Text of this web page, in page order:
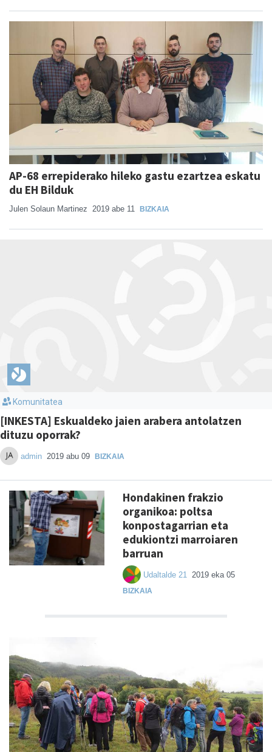
AP-68 errepiderako hileko gastu ezartzea eskatu
du EH Bilduk
Julen Solaun Martinez 2019 abe 11 BIZKAIA
Komunitatea
[INKESTA] Eskualdeko jaien arabera antolatzen
dituzu oporrak?
admin 2019 abu 09 BIZKAIA
Hondakinen frakzio
organikoa: poltsa
konpostagarrian eta
edukiontzi marroiaren
barruan
Udaltalde 21 2019 eka 05
BIZKAIA